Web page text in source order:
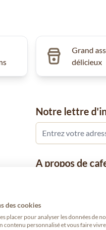
Grand
délicieux
Notre lettre
A propos de
de produits à base
nationale et
les grains de café, le
des cookies
placer pour analyser les données de
contenu personnalisé et vous faire